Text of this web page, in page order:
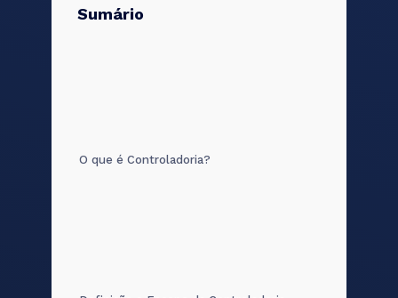
Sumário
O que é Controladoria?